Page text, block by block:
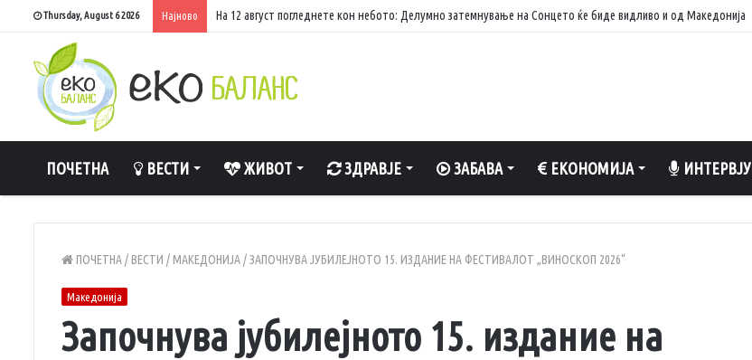
Thursday, August 6 2026 Најново Најчистите реки во Македонија – каде вреди да се разладите, да уживате во природа и да рибарите
ПОЧЕТНА ВЕСТИ ЖИВОТ ЗДРАВЈЕ ЗАБАВА ЕКОНОМИЈА ИНТЕРВЈУ
ПОЧЕТНА/ ВЕСТИ / МАКЕДОНИЈА/ЗАПОЧНУВА ЈУБИЛЕЈНОТО 15. ИЗДАНИЕ НА ФЕСТИВАЛОТ „ВИНОСКОП 2026“
Македонија
Започнува јубилејното 15. издание на